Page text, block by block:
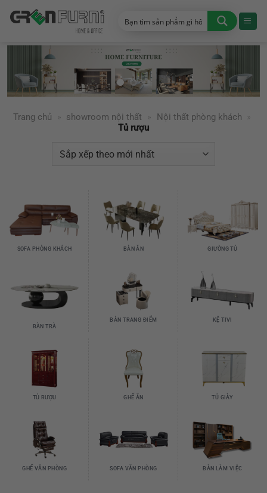
đến
Trang chủ » showroom nội thất » Nội thất phòng khách
»
Tủ rượu
SOFA PHÒNG KHÁCH BÀN ĂN GIƯỜNG TỦ
BÀN TRÀ
BÀN TRANG ĐIỂM KỆ TIVI
TỦ RƯỢU GHẾ ĂN TỦ GIÀY
GHẾ VĂN PHÒNG SOFA VĂN PHÒNG BÀN LÀM VIỆC